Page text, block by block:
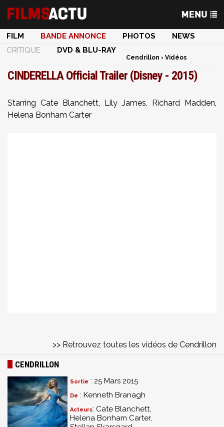
FILM BANDE ANNONCE PHOTOS
NEWS
CRITIQUE
DVD & BLU-RAY
Cendrillon › Vidéos
CINDERELLA Official Trailer (Disney - 2015)
Starring Cate Blanchett, Lily James, Richard Madden,
Helena Bonham Carter
>> Retrouvez toutes les vidéos de Cendrillon
CENDRILLON
Sortie : 25 Mars 2015
De : Kenneth Branagh
Acteurs: Cate Blanchett,
Helena Bonham Carter,